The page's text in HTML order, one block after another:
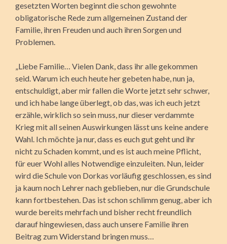
gesetzten Worten beginnt die schon gewohnte
obligatorische Rede zum allgemeinen Zustand der
Familie, ihren Freuden und auch ihren Sorgen und
Problemen.
„Liebe Familie… Vielen Dank, dass ihr alle gekommen
seid. Warum ich euch heute her gebeten habe, nun ja,
entschuldigt, aber mir fallen die Worte jetzt sehr schwer,
und ich habe lange überlegt, ob das, was ich euch jetzt
erzähle, wirklich so sein muss, nur dieser verdammte
Krieg mit all seinen Auswirkungen lässt uns keine andere
Wahl. Ich möchte ja nur, dass es euch gut geht und ihr
nicht zu Schaden kommt, und es ist auch meine Pflicht,
für euer Wohl alles Notwendige einzuleiten. Nun, leider
wird die Schule von Dorkas vorläufig geschlossen, es sind
ja kaum noch Lehrer nach geblieben, nur die Grundschule
kann fortbestehen. Das ist schon schlimm genug, aber ich
wurde bereits mehrfach und bisher recht freundlich
darauf hingewiesen, dass auch unsere Familie ihren
Beitrag zum Widerstand bringen muss…